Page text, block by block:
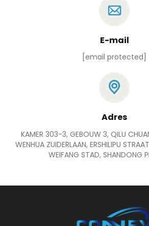
E-mail
[email protected]
Adres
KAMER 303-3, GEBOUW 3, QILU
WENHUA ZUIDERLAAN, ERSHILIPU
WEIFANG STAD, SHANDONG